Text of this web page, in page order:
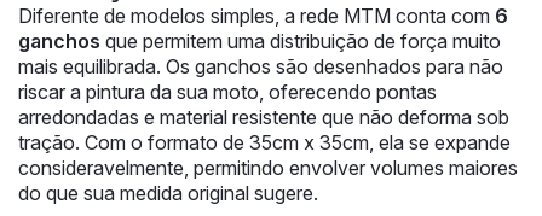
Diferente de modelos simples, a rede MTM conta com 6
ganchos que permitem uma distribuição de força muito
mais equilibrada. Os ganchos são desenhados para não
riscar a pintura da sua moto, oferecendo pontas
arredondadas e material resistente que não deforma sob
tração. Com o formato de 35cm x 35cm, ela se expande
consideravelmente, permitindo envolver volumes maiores
do que sua medida original sugere.